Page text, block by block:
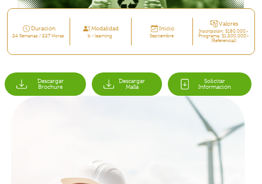
Duración
24 Semanas / 227 Horas
Modalidad
b - learning
Inicio
Septiembre
Valores
Inscripción: $180.000.-
Programa: $1.200.000.-
(Referencial)
Descargar
Brochure
Descargar
Malla
Solicitar
Información